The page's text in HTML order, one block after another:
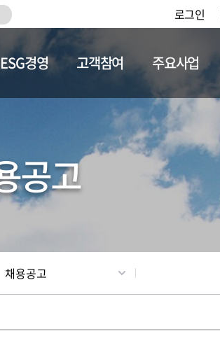
로그인
채용정보
ESG경영 고객참여 주요사업
공고
채용공고